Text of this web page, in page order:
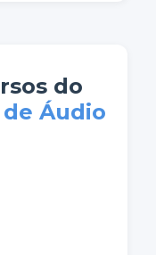
do
Áudio